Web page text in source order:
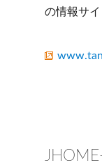
の情報サイ